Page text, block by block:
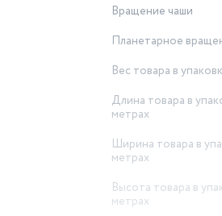
Вращение чаши
Планетарное
Вес товара в
Длина товара в
метрах
Ширина товара в
метрах
Высота товара в
метрах